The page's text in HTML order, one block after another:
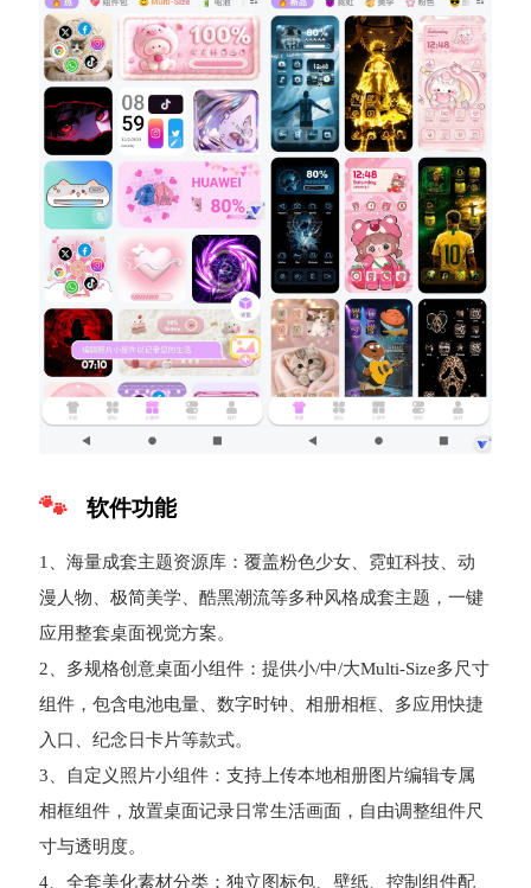
软件功能
1、海量成套主题资源库：覆盖粉色少女、霓虹科技、动
漫人物、极简美学、酷黑潮流等多种风格成套主题，一键
应用整套桌面视觉方案。
2、多规格创意桌面小组件：提供小/中/大Multi-Size多尺寸
组件，包含电池电量、数字时钟、相册相框、多应用快捷
入口、纪念日卡片等款式。
3、自定义照片小组件：支持上传本地相册图片编辑专属
相框组件，放置桌面记录日常生活画面，自由调整组件尺
寸与透明度。
4、全套美化素材分类：独立图标包、壁纸、控制组件配